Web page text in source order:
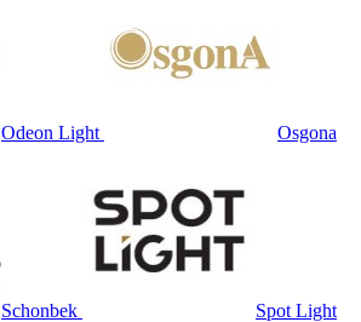
Odeon Light Osgona
Schonbek Spot Light